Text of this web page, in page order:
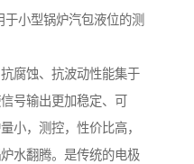
于小型锅炉汽包液位的测
腐蚀、抗波动性能集于
号输出更加稳定、可
小，测控，性价比高，
水翻腾。是传统的电极